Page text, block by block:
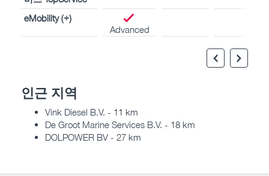
eMobility (+)
Advanced
인근 지역
Vink Diesel B.V. - 11 km
De Groot Marine Services B.V. - 18 km
DOLPOWER BV - 27 km